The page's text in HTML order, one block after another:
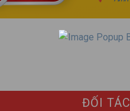
ĐỐI TÁC